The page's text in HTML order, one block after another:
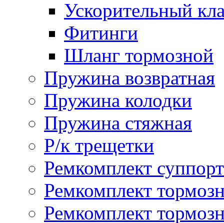
Ускорительный
Фитинги
Шланг тормозной
Пружина возвратная
Пружина колодки
Пружина стяжная
Р/к трещетки
Ремкомплект
Ремкомплект
Ремкомплект